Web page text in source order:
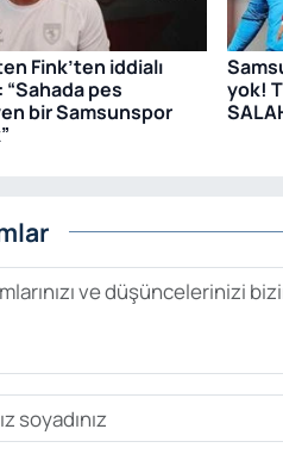
Fink’ten iddialı
“Sahada pes
bir Samsunspor
yok!